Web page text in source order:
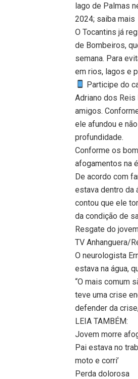
lago de Palmas
2024; saiba mais
O Tocantins já
de Bombeiros,
semana. Para
em rios, lagos e
Participe do
Adriano dos Reis
amigos.
ele afundou e
profundidade.
Conforme os
afogamentos na
De acordo com
estava dentro da
contou que ele
da condição de
Resgate do
TV Anhanguera/
O neurologista
estava na água,
“O mais comum
teve uma crise
defender da
LEIA TAMBÉM:
Jovem morre
Pai estava no
moto e corri’
Perda dolorosa